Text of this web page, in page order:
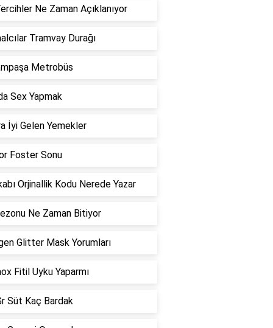
Ne Zaman Açıklanıyor
Tramvay Durağı
Metrobüs
Sex Yapmak
İyi Gelen Yemekler
Foster Sonu
Orjinallik Kodu Nerede Yazar
Ne Zaman Bitiyor
Glitter Mask Yorumları
Fitil Uyku Yaparmı
Süt Kaç Bardak